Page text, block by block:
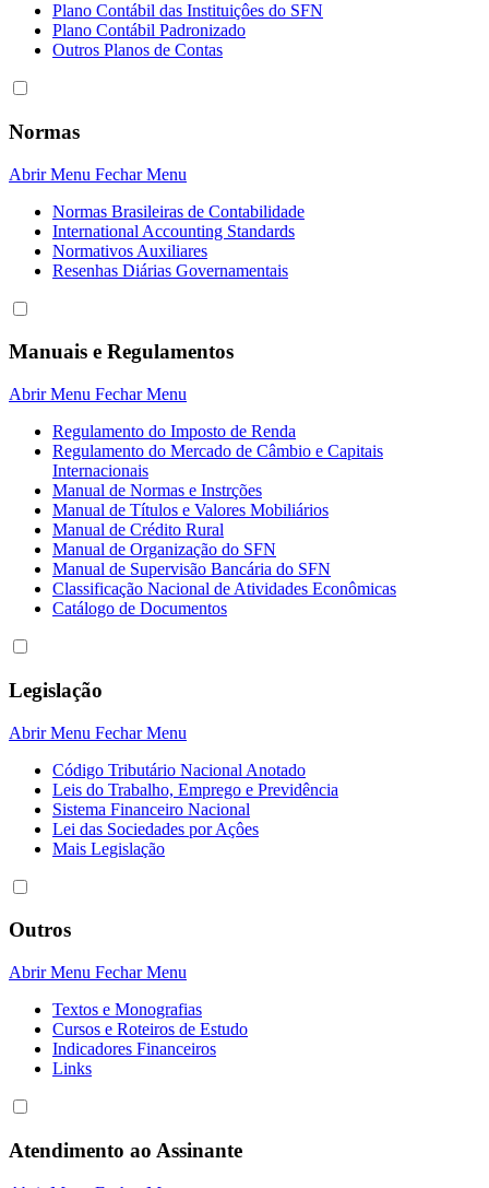
Plano Contábil das Instituiçôes do SFN
Plano Contábil Padronizado
Outros Planos de Contas
Normas
Abrir Menu Fechar Menu
Normas Brasileiras de Contabilidade
International Accounting Standards
Normativos Auxiliares
Resenhas Diárias Governamentais
Manuais e Regulamentos
Abrir Menu Fechar Menu
Regulamento do Imposto de Renda
Regulamento do Mercado de Câmbio e Capitais
Internacionais
Manual de Normas e Instrções
Manual de Títulos e Valores Mobiliários
Manual de Crédito Rural
Manual de Organização do SFN
Manual de Supervisão Bancária do SFN
Classificação Nacional de Atividades Econômicas
Catálogo de Documentos
Legislação
Abrir Menu Fechar Menu
Código Tributário Nacional Anotado
Leis do Trabalho, Emprego e Previdência
Sistema Financeiro Nacional
Lei das Sociedades por Açôes
Mais Legislação
Outros
Abrir Menu Fechar Menu
Textos e Monografias
Cursos e Roteiros de Estudo
Indicadores Financeiros
Links
Atendimento ao Assinante